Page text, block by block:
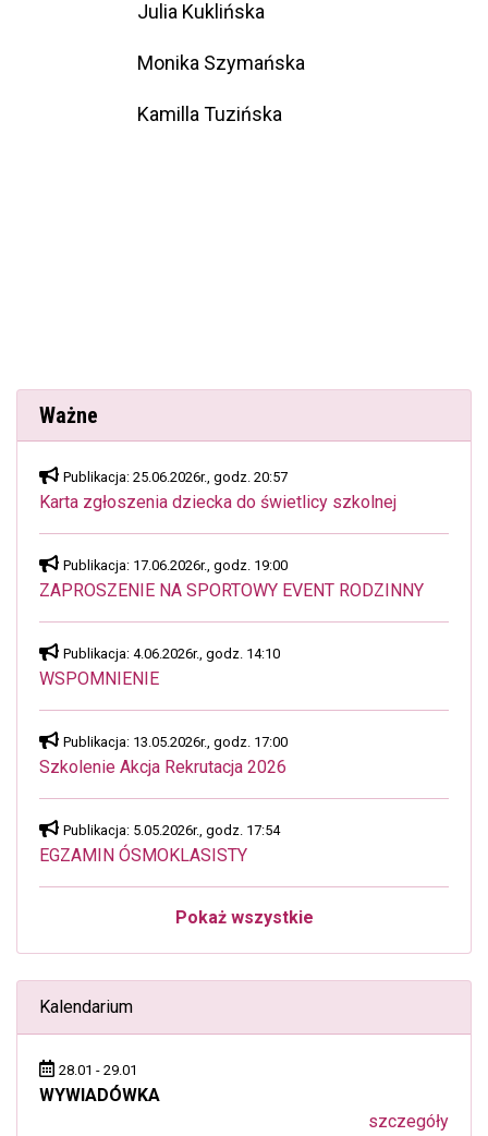
Julia Kuklińska
Monika Szymańska
Kamilla Tuzińska
Ważne
Publikacja: 25.06.2026r., godz. 20:57
Karta zgłoszenia dziecka do świetlicy szkolnej
Publikacja: 17.06.2026r., godz. 19:00
ZAPROSZENIE NA SPORTOWY EVENT RODZINNY
Publikacja: 4.06.2026r., godz. 14:10
WSPOMNIENIE
Publikacja: 13.05.2026r., godz. 17:00
Szkolenie Akcja Rekrutacja 2026
Publikacja: 5.05.2026r., godz. 17:54
EGZAMIN ÓSMOKLASISTY
Pokaż wszystkie
Kalendarium
28.01 - 29.01
WYWIADÓWKA
szczegóły